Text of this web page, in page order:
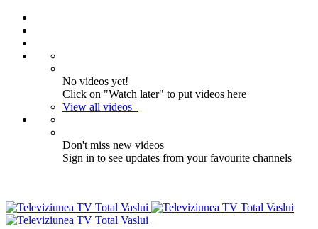
No videos yet!
Click on "Watch later" to put videos here
View all videos
Don't miss new videos
Sign in to see updates from your favourite channels